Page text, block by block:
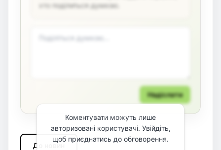
хто поділиться думкою.
Надіслати
Коментувати можуть лише
авторизовані користувачі. Увійдіть,
щоб приєднатись до обговорення.
До новин